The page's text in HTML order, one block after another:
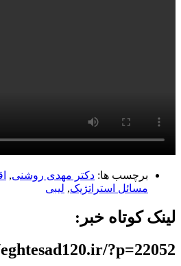
برچسب ها:دکتر مهدی روشنی ,اقتصاد 120
مسائل استراتژیک لیبی
کوتاه خبر:
eghtesad120.ir/